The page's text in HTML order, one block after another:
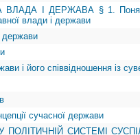
І ДЕРЖАВА § 1.
влади і держави
держави
і його співвідношення із
сучасної держави
СИСТЕМІ